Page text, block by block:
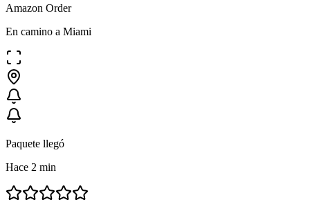
Amazon Order
En camino a Miami
Paquete llegó
Hace 2 min